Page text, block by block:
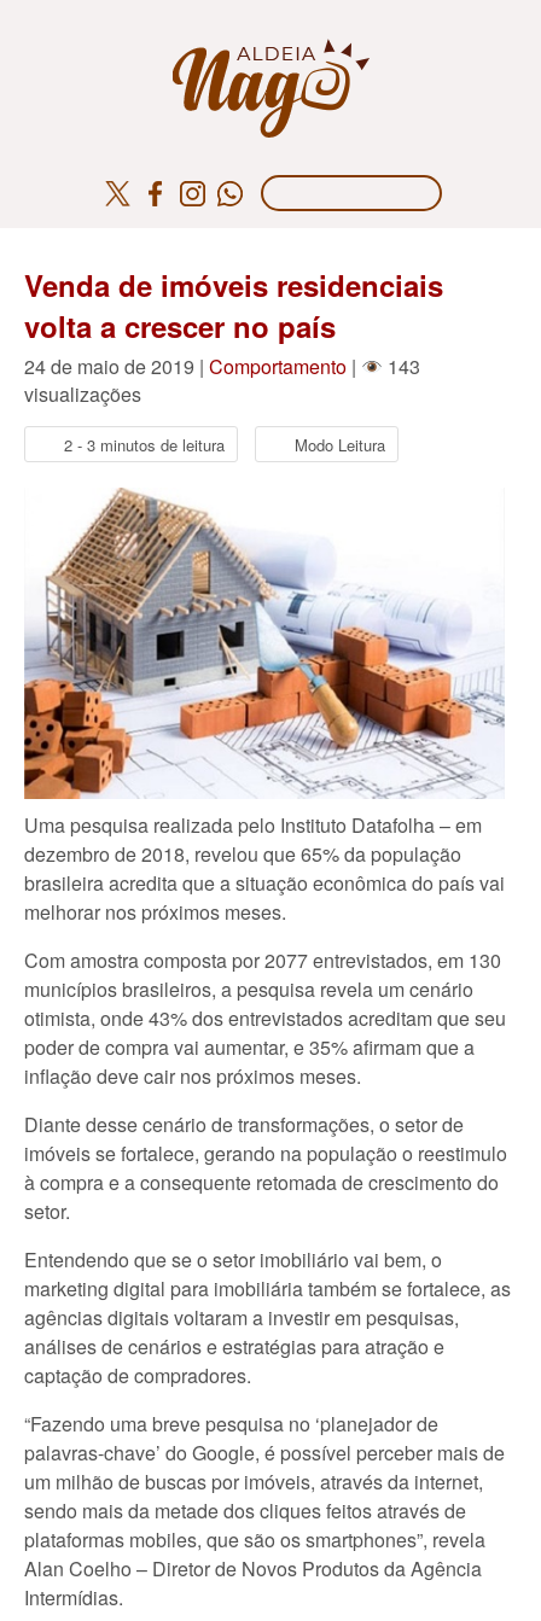
Venda de imóveis residenciais
volta a crescer no país
24 de maio de 2019 | Comportamento |
143
visualizações
2 - 3 minutos de leitura Modo Leitura
Uma pesquisa realizada pelo Instituto Datafolha – em
dezembro de 2018, revelou que 65% da população
brasileira acredita que a situação econômica do país vai
melhorar nos próximos meses.
Com amostra composta por 2077 entrevistados, em 130
municípios brasileiros, a pesquisa revela um cenário
otimista, onde 43% dos entrevistados acreditam que seu
poder de compra vai aumentar, e 35% afirmam que a
inflação deve cair nos próximos meses.
Diante desse cenário de transformações, o setor de
imóveis se fortalece, gerando na população o reestimulo
à compra e a consequente retomada de crescimento do
setor.
Entendendo que se o setor imobiliário vai bem, o
marketing digital para imobiliária também se fortalece, as
agências digitais voltaram a investir em pesquisas,
análises de cenários e estratégias para atração e
captação de compradores.
“Fazendo uma breve pesquisa no ‘planejador de
palavras-chave’ do Google, é possível perceber mais de
um milhão de buscas por imóveis, através da internet,
sendo mais da metade dos cliques feitos através de
plataformas mobiles, que são os smartphones”, revela
Alan Coelho – Diretor de Novos Produtos da Agência
Intermídias.